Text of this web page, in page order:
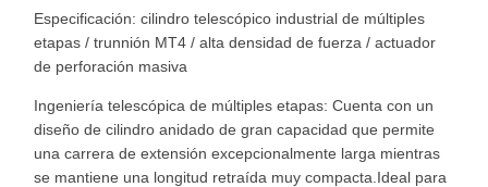
Especificación: cilindro telescópico industrial de múltiples
etapas / trunnión MT4 / alta densidad de fuerza / actuador
de perforación masiva
Ingeniería telescópica de múltiples etapas: Cuenta con un
diseño de cilindro anidado de gran capacidad que permite
una carrera de extensión excepcionalmente larga mientras
se mantiene una longitud retraída muy compacta.Ideal para